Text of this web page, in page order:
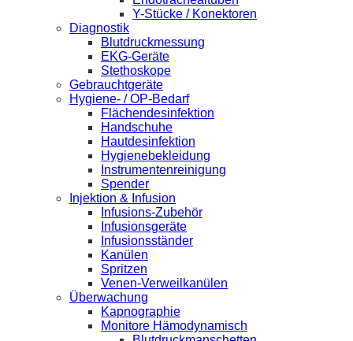
Y-Stücke / Konektoren
Diagnostik
Blutdruckmessung
EKG-Geräte
Stethoskope
Gebrauchtgeräte
Hygiene- / OP-Bedarf
Flächendesinfektion
Handschuhe
Hautdesinfektion
Hygienebekleidung
Instrumentenreinigung
Spender
Injektion & Infusion
Infusions-Zubehör
Infusionsgeräte
Infusionsständer
Kanülen
Spritzen
Venen-Verweilkanülen
Überwachung
Kapnographie
Monitore Hämodynamisch